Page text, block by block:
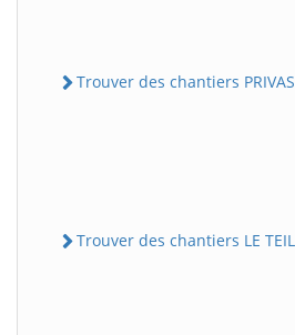
Trouver des chantiers PRIVAS
Trouver des chantiers LE TEIL